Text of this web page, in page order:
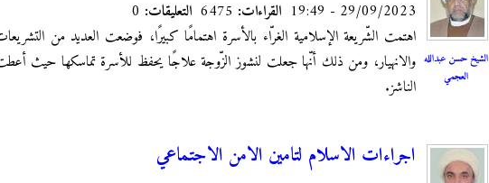
الشيخ حسن عبدالله
العجمي
29/09/2023 - 19:49 القراءات: التعليقات:
اهتمت الشّريعة الإسلامية الغرّاء بالأسرة اهتمامًا كبيرًا، فوضعت العديد من
والانهيار، ومن ذلك أنّها جعلت لنشوز الزّوجة علاجًا يحفظ للأسرة تماسكها حيث
الناشز.
اجراءات الاسلام لتامين الامن الاجتماعي